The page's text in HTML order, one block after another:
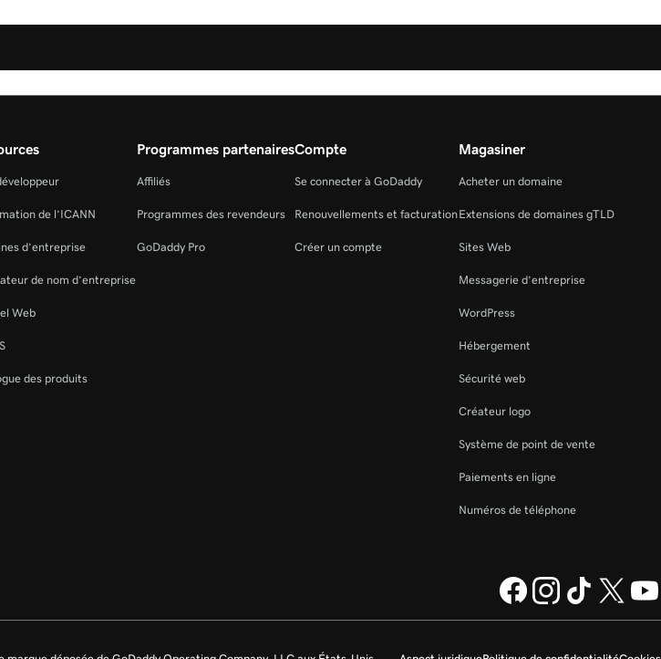
de l’ICANN
d’entreprise
de nom d’entreprise
Web
des produits
Programmes partenaires
Affiliés
Programmes des revendeurs
GoDaddy Pro
Compte
Se connecter à GoDaddy
Renouvellements et facturation
Créer un compte
Magasiner
Acheter un domaine
Extensions de domaines gTLD
Sites Web
Messagerie d’entreprise
WordPress
Hébergement
Sécurité web
Créateur logo
Système de point de vente
Paiements en ligne
Numéros de téléphone